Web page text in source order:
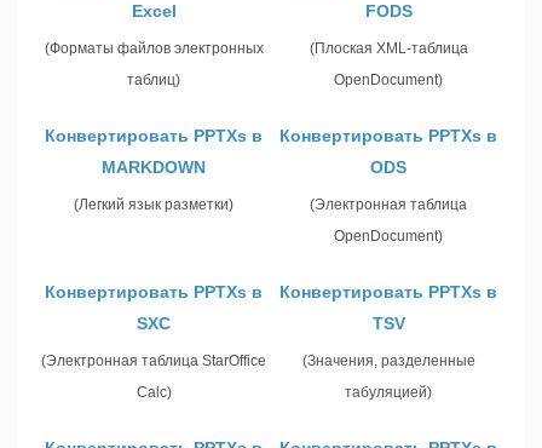
Excel
(Форматы файлов электронных
таблиц)
FODS
(Плоская XML-таблица
OpenDocument)
Конвертировать PPTXs в
MARKDOWN
(Легкий язык разметки)
Конвертировать PPTXs в
ODS
(Электронная таблица
OpenDocument)
Конвертировать PPTXs в
SXC
(Электронная таблица StarOffice
Calc)
Конвертировать PPTXs в
TSV
(Значения, разделенные
табуляцией)